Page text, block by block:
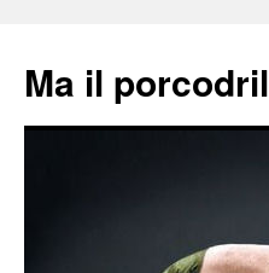
Ma il